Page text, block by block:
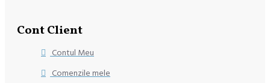
Cont Client
Contul Meu
Comenzile mele